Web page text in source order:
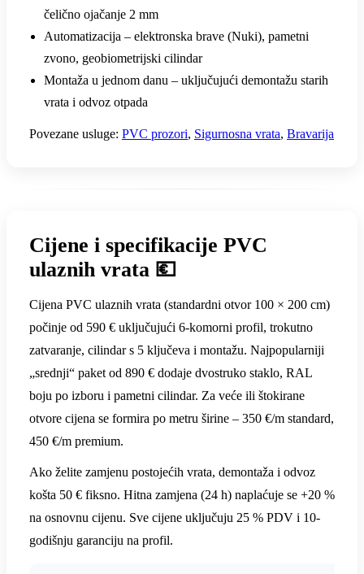
čelično ojačanje 2 mm
Automatizacija – elektronska brave (Nuki), pametni
zvono, geobiometrijski cilindar
Montaža u jednom danu – uključujući demontažu starih
vrata i odvoz otpada
Povezane usluge: PVC prozori, Sigurnosna vrata, Bravarija
Cijene i specifikacije PVC
ulaznih vrata 💶
Cijena PVC ulaznih vrata (standardni otvor 100 × 200 cm)
počinje od 590 € uključujući 6-komorni profil, trokutno
zatvaranje, cilindar s 5 ključeva i montažu. Najpopularniji
„srednji“ paket od 890 € dodaje dvostruko staklo, RAL
boju po izboru i pametni cilindar. Za veće ili štokirane
otvore cijena se formira po metru širine – 350 €/m standard,
450 €/m premium.
Ako želite zamjenu postojećih vrata, demontaža i odvoz
košta 50 € fiksno. Hitna zamjena (24 h) naplaćuje se +20 %
na osnovnu cijenu. Sve cijene uključuju 25 % PDV i 10-
godišnju garanciju na profil.